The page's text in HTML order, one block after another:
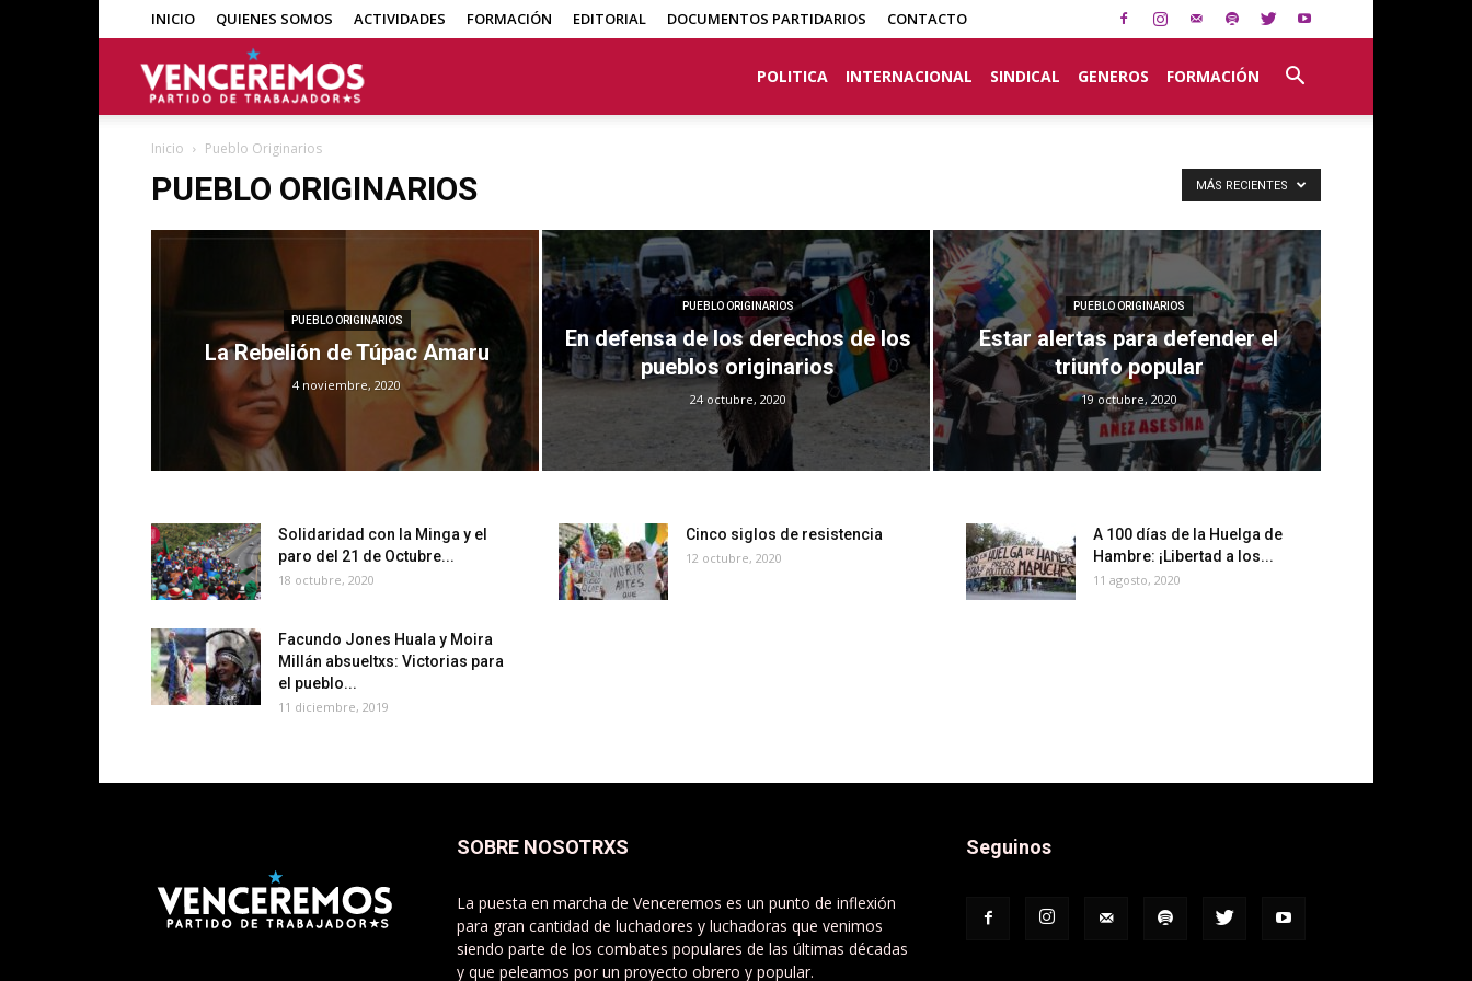
INICIO QUIENES SOMOS ACTIVIDADES FORMACIÓN EDITORIAL DOCUMENTOS PARTIDARIOS CONTACTO
POLITICA INTERNACIONAL SINDICAL GENEROS FORMACIÓN
Inicio Pueblo Originarios
PUEBLO ORIGINARIOS MÁS RECIENTES
PUEBLO ORIGINARIOS
La Rebelión de Túpac Amaru
4 noviembre, 2020
PUEBLO ORIGINARIOS
En defensa de los derechos de los
pueblos originarios
24 octubre, 2020
PUEBLO ORIGINARIOS
Estar alertas para defender el
triunfo popular
19 octubre, 2020
Solidaridad con la Minga y el
paro del 21 de Octubre...
18 octubre, 2020
Cinco siglos de resistencia
12 octubre, 2020
A 100 días de la Huelga de
Hambre: ¡Libertad a los...
11 agosto, 2020
Facundo Jones Huala y Moira
Millán absueltxs: Victorias para
el pueblo...
11 diciembre, 2019
SOBRE NOSOTRXS
La puesta en marcha de Venceremos es un punto de inflexión
para gran cantidad de luchadores y luchadoras que venimos
siendo parte de los combates populares de las últimas décadas
y que peleamos por un proyecto obrero y popular.
Seguinos